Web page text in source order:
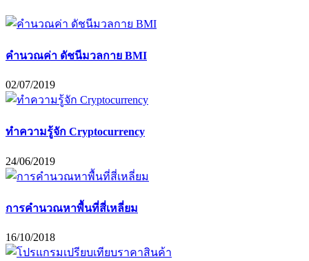
คำนวณค่า ดัชนีมวลกาย BMI
02/07/2019
ทำความรู้จัก Cryptocurrency
24/06/2019
การคำนวณหาพื้นที่สี่เหลี่ยม
16/10/2018